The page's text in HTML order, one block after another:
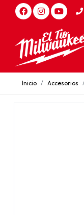
Inicio Accesorios